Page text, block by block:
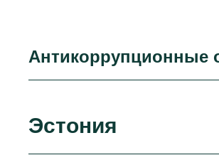
Антикоррупционные
Эстония